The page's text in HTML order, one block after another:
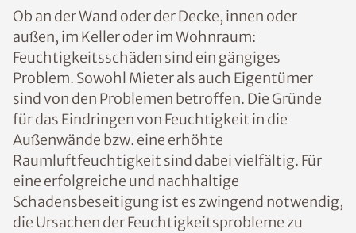
Ob an der Wand oder der Decke, innen oder
außen, im Keller oder im Wohnraum:
Feuchtigkeitsschäden sind ein gängiges
Problem. Sowohl Mieter als auch
Eigentümer sind von den Problemen
betroffen. Die Gründe für das Eindringen
von Feuchtigkeit in die Außenwände bzw.
eine erhöhte Raumluftfeuchtigkeit sind
dabei vielfältig. Für eine erfolgreiche und
nachhaltige Schadensbeseitigung ist es
zwingend notwendig, die Ursachen der